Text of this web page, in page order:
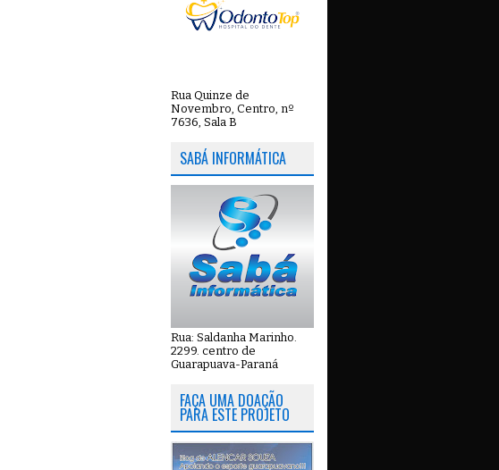
Rua Quinze de
Novembro, Centro, nº
7636, Sala B
SABÁ INFORMÁTICA
Rua: Saldanha Marinho.
2299. centro de
Guarapuava-Paraná
FAÇA UMA DOAÇÃO
PARA ESTE PROJETO